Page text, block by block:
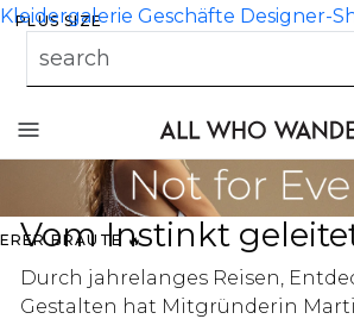
PLUS SIZE
FAVORITEN
BRÄUTE 🔥
Kleidergalerie Geschäfte Designer-
mobile
navigation
Vom Instinkt
Durch jahrelanges Reisen,
Gestalten hat Mitgründerin